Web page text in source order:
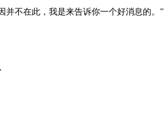
并不在此，我是来告诉你一个好消息的。”